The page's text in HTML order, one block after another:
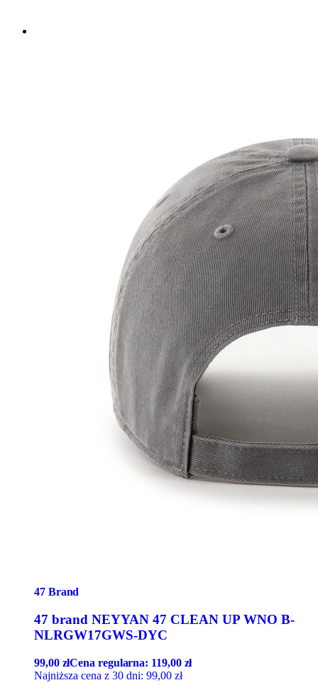
47 Brand
47 brand NEYYAN 47 CLEAN UP WNO B-
NLRGW17GWS-DYC
99,00 złCena regularna: 119,00 zł
Najniższa cena z 30 dni: 99,00 zł